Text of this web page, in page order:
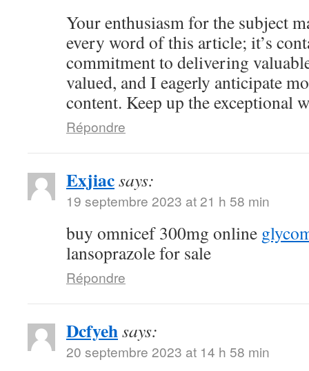
Your enthusiasm for the subject
every word of this article; it’s
commitment to delivering
valued, and I eagerly anticipate
content. Keep up the exceptional
Répondre
Exjiacsays:
19 septembre 2023 at 21 h 58 min
buy omnicef 300mg online
lansoprazole for sale
Répondre
Dcfyehsays:
20 septembre 2023 at 14 h 58 min